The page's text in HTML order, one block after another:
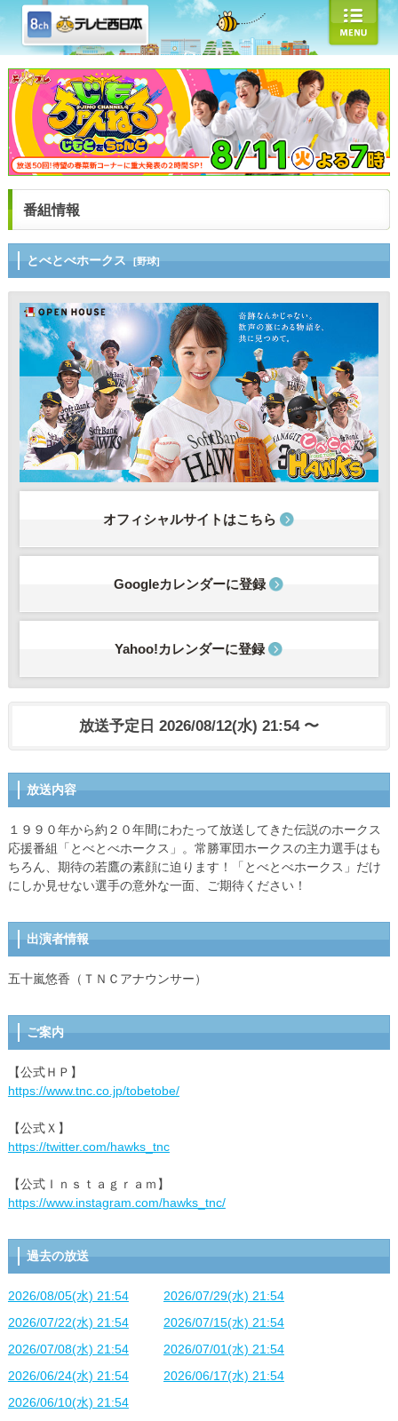
番組情報
とべとべホークス [野球]
オフィシャルサイトはこちら
Googleカレンダーに登録
Yahoo!カレンダーに登録
放送予定日 2026/08/12(水) 21:54 〜
放送内容
１９９０年から約２０年間にわたって放送してきた伝説のホークス
応援番組「とべとべホークス」。常勝軍団ホークスの主力選手はも
ちろん、期待の若鷹の素顔に迫ります！「とべとべホークス」だけ
にしか見せない選手の意外な一面、ご期待ください！
出演者情報
五十嵐悠香（ＴＮＣアナウンサー）
ご案内
【公式ＨＰ】
https://www.tnc.co.jp/tobetobe/
【公式Ｘ】
https://twitter.com/hawks_tnc
【公式Ｉｎｓｔａｇｒａｍ】
https://www.instagram.com/hawks_tnc/
過去の放送
2026/08/05(水) 21:54
2026/07/29(水) 21:54
2026/07/22(水) 21:54
2026/07/15(水) 21:54
2026/07/08(水) 21:54
2026/07/01(水) 21:54
2026/06/24(水) 21:54
2026/06/17(水) 21:54
2026/06/10(水) 21:54